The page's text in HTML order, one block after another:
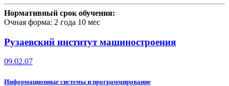
Нормативный срок обучения:
Очная форма: 2 года 10 мес
Рузаевский институт машиностроения
09.02.07
Информационные системы и программирование